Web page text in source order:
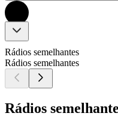
Rádios semelhantes
Rádios semelhantes
Rádios